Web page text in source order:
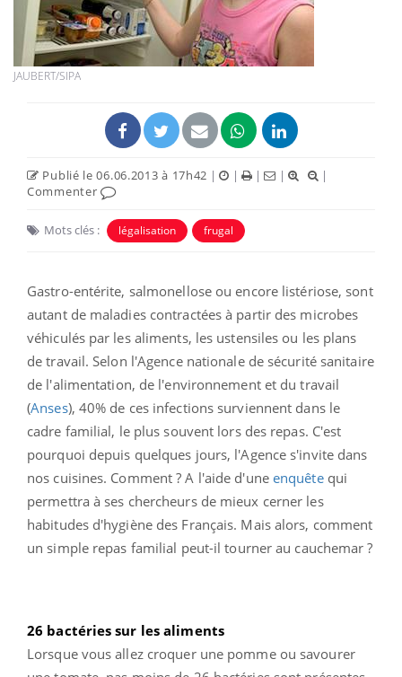
JAUBERT/SIPA
Publié le 06.06.2013 à 17h42 | | | |
|
Commenter
Mots clés : légalisation frugal
Gastro-entérite, salmonellose ou encore listériose, sont
autant de maladies contractées à partir des microbes
véhiculés par les aliments, les ustensiles ou les plans
de travail. Selon l'Agence nationale de sécurité sanitaire
de l'alimentation, de l'environnement et du travail
(Anses), 40% de ces infections surviennent dans le
cadre familial, le plus souvent lors des repas. C'est
pourquoi depuis quelques jours, l'Agence s'invite dans
nos cuisines. Comment ? A l'aide d'une enquêtequi
permettra à ses chercheurs de mieux cerner les
habitudes d'hygiène des Français. Mais alors, comment
un simple repas familial peut-il tourner au cauchemar ?
26 bactéries sur les aliments
Lorsque vous allez croquer une pomme ou savourer